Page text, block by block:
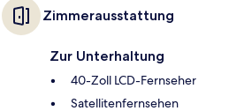
Zimmerausstattung
Zur Unterhaltung
40-Zoll LCD-Fernseher
Satellitenfernsehen